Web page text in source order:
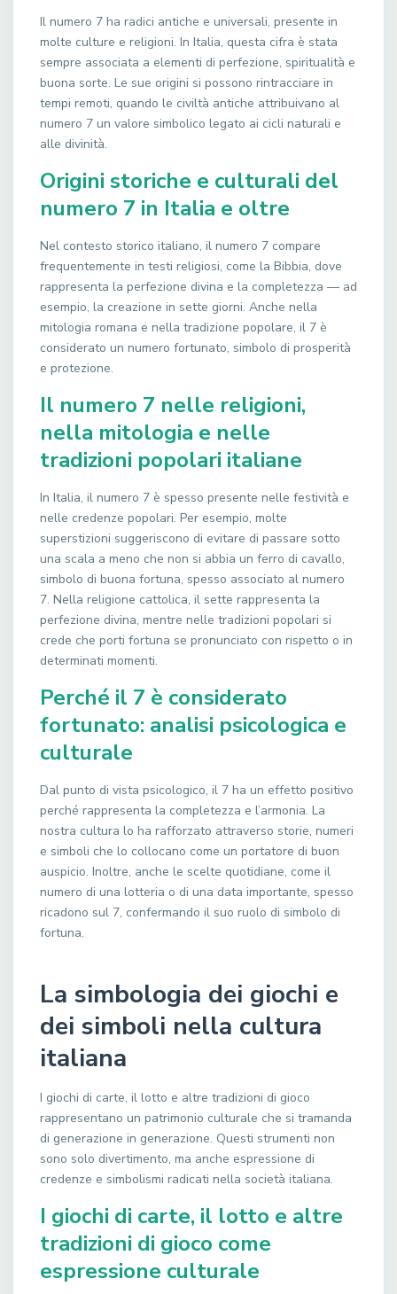
Il numero 7 ha radici antiche e universali, presente in
molte culture e religioni. In Italia, questa cifra è stata
sempre associata a elementi di perfezione, spiritualità e
buona sorte. Le sue origini si possono rintracciare in
tempi remoti, quando le civiltà antiche attribuivano al
numero 7 un valore simbolico legato ai cicli naturali e
alle divinità.
Origini storiche e culturali del
numero 7 in Italia e oltre
Nel contesto storico italiano, il numero 7 compare
frequentemente in testi religiosi, come la Bibbia, dove
rappresenta la perfezione divina e la completezza — ad
esempio, la creazione in sette giorni. Anche nella
mitologia romana e nella tradizione popolare, il 7 è
considerato un numero fortunato, simbolo di prosperità
e protezione.
Il numero 7 nelle religioni,
nella mitologia e nelle
tradizioni popolari italiane
In Italia, il numero 7 è spesso presente nelle festività e
nelle credenze popolari. Per esempio, molte
superstizioni suggeriscono di evitare di passare sotto
una scala a meno che non si abbia un ferro di cavallo,
simbolo di buona fortuna, spesso associato al numero
7. Nella religione cattolica, il sette rappresenta la
perfezione divina, mentre nelle tradizioni popolari si
crede che porti fortuna se pronunciato con rispetto o in
determinati momenti.
Perché il 7 è considerato
fortunato: analisi psicologica e
culturale
Dal punto di vista psicologico, il 7 ha un effetto positivo
perché rappresenta la completezza e l’armonia. La
nostra cultura lo ha rafforzato attraverso storie, numeri
e simboli che lo collocano come un portatore di buon
auspicio. Inoltre, anche le scelte quotidiane, come il
numero di una lotteria o di una data importante, spesso
ricadono sul 7, confermando il suo ruolo di simbolo di
fortuna.
La simbologia dei giochi e
dei simboli nella cultura
italiana
I giochi di carte, il lotto e altre tradizioni di gioco
rappresentano un patrimonio culturale che si tramanda
di generazione in generazione. Questi strumenti non
sono solo divertimento, ma anche espressione di
credenze e simbolismi radicati nella società italiana.
I giochi di carte, il lotto e altre
tradizioni di gioco come
espressione culturale